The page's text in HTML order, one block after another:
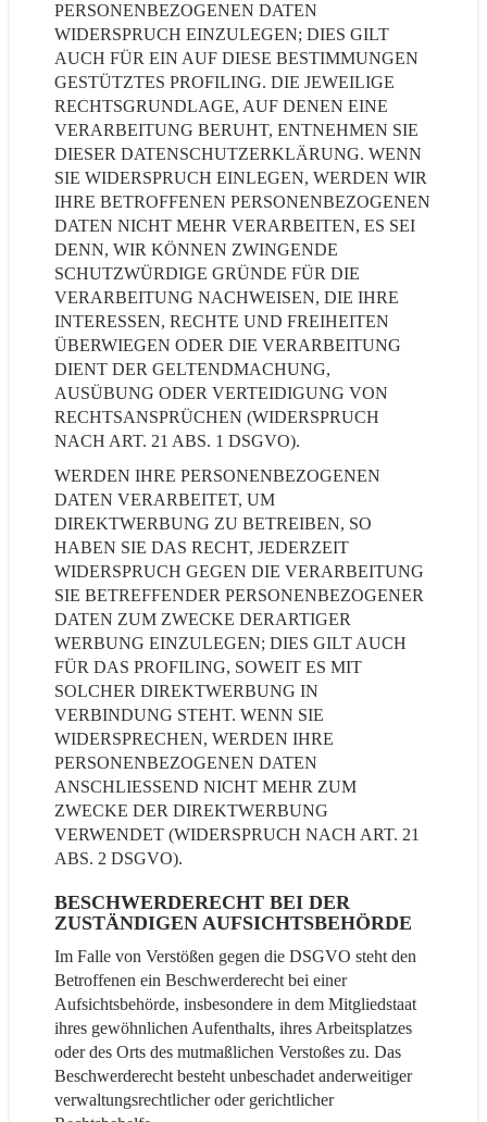
PERSONENBEZOGENEN DATEN
WIDERSPRUCH EINZULEGEN; DIES GILT
AUCH FÜR EIN AUF DIESE BESTIMMUNGEN
GESTÜTZTES PROFILING. DIE JEWEILIGE
RECHTSGRUNDLAGE, AUF DENEN EINE
VERARBEITUNG BERUHT, ENTNEHMEN SIE
DIESER DATENSCHUTZERKLÄRUNG. WENN
SIE WIDERSPRUCH EINLEGEN, WERDEN WIR
IHRE BETROFFENEN PERSONENBEZOGENEN
DATEN NICHT MEHR VERARBEITEN, ES SEI
DENN, WIR KÖNNEN ZWINGENDE
SCHUTZWÜRDIGE GRÜNDE FÜR DIE
VERARBEITUNG NACHWEISEN, DIE IHRE
INTERESSEN, RECHTE UND FREIHEITEN
ÜBERWIEGEN ODER DIE VERARBEITUNG
DIENT DER GELTENDMACHUNG,
AUSÜBUNG ODER VERTEIDIGUNG VON
RECHTSANSPRÜCHEN (WIDERSPRUCH
NACH ART. 21 ABS. 1 DSGVO).
WERDEN IHRE PERSONENBEZOGENEN
DATEN VERARBEITET, UM
DIREKTWERBUNG ZU BETREIBEN, SO
HABEN SIE DAS RECHT, JEDERZEIT
WIDERSPRUCH GEGEN DIE VERARBEITUNG
SIE BETREFFENDER PERSONENBEZOGENER
DATEN ZUM ZWECKE DERARTIGER
WERBUNG EINZULEGEN; DIES GILT AUCH
FÜR DAS PROFILING, SOWEIT ES MIT
SOLCHER DIREKTWERBUNG IN
VERBINDUNG STEHT. WENN SIE
WIDERSPRECHEN, WERDEN IHRE
PERSONENBEZOGENEN DATEN
ANSCHLIESSEND NICHT MEHR ZUM
ZWECKE DER DIREKTWERBUNG
VERWENDET (WIDERSPRUCH NACH ART. 21
ABS. 2 DSGVO).
BESCHWERDE­RECHT BEI DER
ZUSTÄNDIGEN AUFSICHTS­BEHÖRDE
Im Falle von Verstößen gegen die DSGVO steht den
Betroffenen ein Beschwerderecht bei einer
Aufsichtsbehörde, insbesondere in dem Mitgliedstaat
ihres gewöhnlichen Aufenthalts, ihres Arbeitsplatzes
oder des Orts des mutmaßlichen Verstoßes zu. Das
Beschwerderecht besteht unbeschadet anderweitiger
verwaltungsrechtlicher oder gerichtlicher